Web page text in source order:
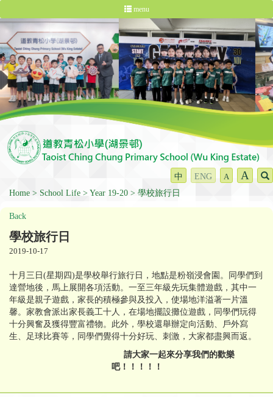
menu
中 ENG A A
Home School Life Year 19-20 學校旅行日
Back
學校旅行日
2019-10-17
十月三日(星期四)是學校舉行旅行日，地點是粉嶺浸會園。同學們到
達營地後，馬上展開各項活動。一至三年級先玩集體遊戲，其中一
年級是親子遊戲，家長的積極參與及投入，使場地洋溢著一片溫
馨。家教會派出家長義工十人，在場地擺設攤位遊戲，同學們玩得
十分興奮及獲得豐富禮物。此外，學校還舉辦定向活動、戶外寫
生、足球比賽等，同學們覺得十分好玩、刺激，大家都盡興而返。
請大家一起來分享我們的歡樂
吧！！！！！